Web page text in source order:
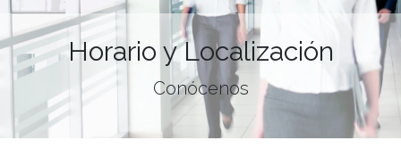
Horario y Localización
Conócenos